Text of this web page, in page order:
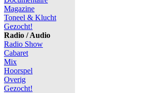
Magazine
Toneel & Klucht
Gezocht!
Radio / Audio
Radio Show
Cabaret
Mix
Hoorspel
Overig
Gezocht!